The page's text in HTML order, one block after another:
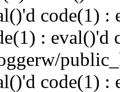
code(1) :
: eval()'d
code(1) :